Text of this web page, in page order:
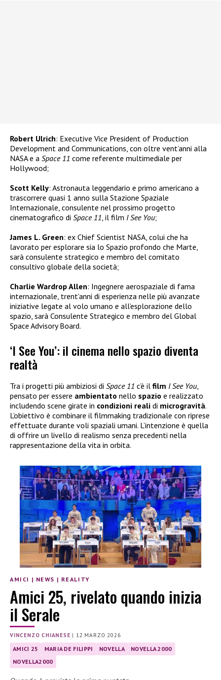
Robert Ulrich: Executive Vice President of Production
Development and Communications, con oltre vent’anni alla
NASA e a Space 11 come referente multimediale per
Hollywood;
Scott Kelly: Astronauta leggendario e primo americano a
trascorrere quasi 1 anno sulla Stazione Spaziale
Internazionale, consulente nel prossimo progetto
cinematografico di Space 11 , il film I See You;
James L. Green: ex Chief Scientist NASA, colui che ha
lavorato per esplorare sia lo Spazio profondo che Marte,
sarà consulente strategico e membro del comitato
consultivo globale della società;
Charlie Wardrop Allen: Ingegnere aerospaziale di fama
internazionale, trent’anni di esperienza nelle più avanzate
iniziative legate al volo umano e all’esplorazione dello
spazio, sarà Consulente Strategico e membro del Global
Space Advisory Board.
‘I See You’: il cinema nello spazio diventa
realtà
Tra i progetti più ambiziosi di Space 11 c’è il film I See You,
pensato per essere ambientato nello spazio e realizzato
includendo scene girate in condizioni reali di microgravità.
L’obiettivo è combinare il filmmaking tradizionale con riprese
effettuate durante voli spaziali umani. L’intenzione è quella
di offrire un livello di realismo senza precedenti nella
rappresentazione della vita in orbita.
AMICI | NEWS | REALITY
Amici 25, rivelato quando inizia
il Serale
VINCENZO CHIANESE | 12 MARZO 2026
AMICI 25 MARIA DE FILIPPI NOVELLA
NOVELLA 2000
NOVELLA2000